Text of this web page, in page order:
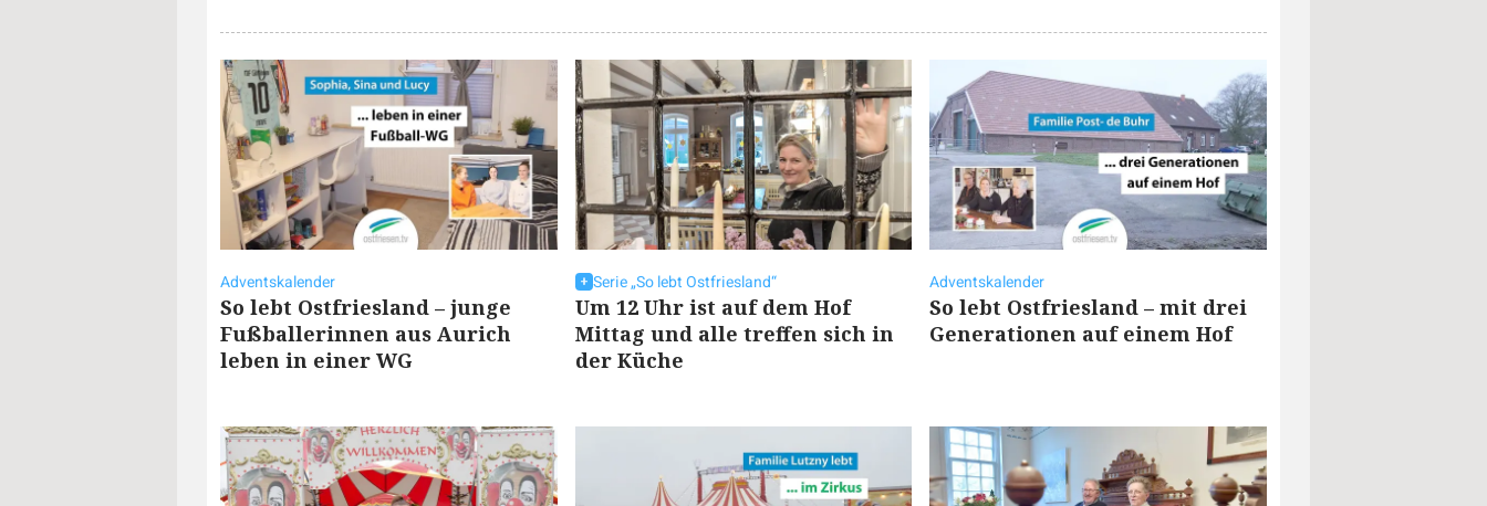
Adventskalender
So lebt Ostfriesland – junge
Fußballerinnen aus Aurich
leben in einer WG
Serie „So lebt Ostfriesland“
Um 12 Uhr ist auf dem Hof
Mittag und alle treffen sich in
der Küche
Adventskalender
So lebt Ostfriesland – mit drei
Generationen auf einem Hof